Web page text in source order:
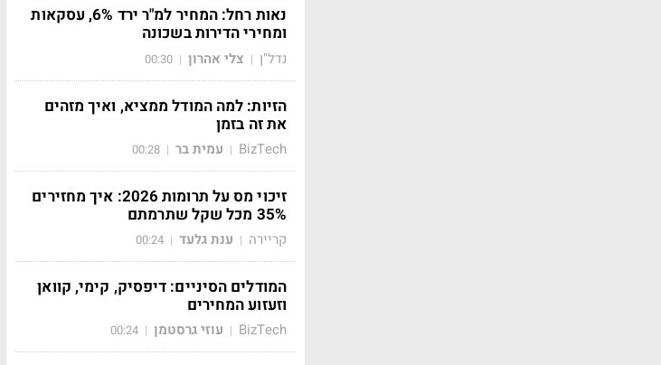
נאות רחל: המחיר למ"ר ירד 6%, עסקאות
ומחירי הדירות בשכונה
נדל"ן | צלי אהרון |
00:30
הזיות: למה המודל ממציא, ואיך מזהים
את זה בזמן
BizTech
| עמית בר |
00:28
זיכוי מס על תרומות 2026: איך מחזירים
35% מכל שקל שתרמתם
קריירה | ענת גלעד |
00:24
המודלים הסיניים: דיפסיק, קימי, קוואן
וזעזוע המחירים
BizTech
| עוזי גרסטמן |
00:24